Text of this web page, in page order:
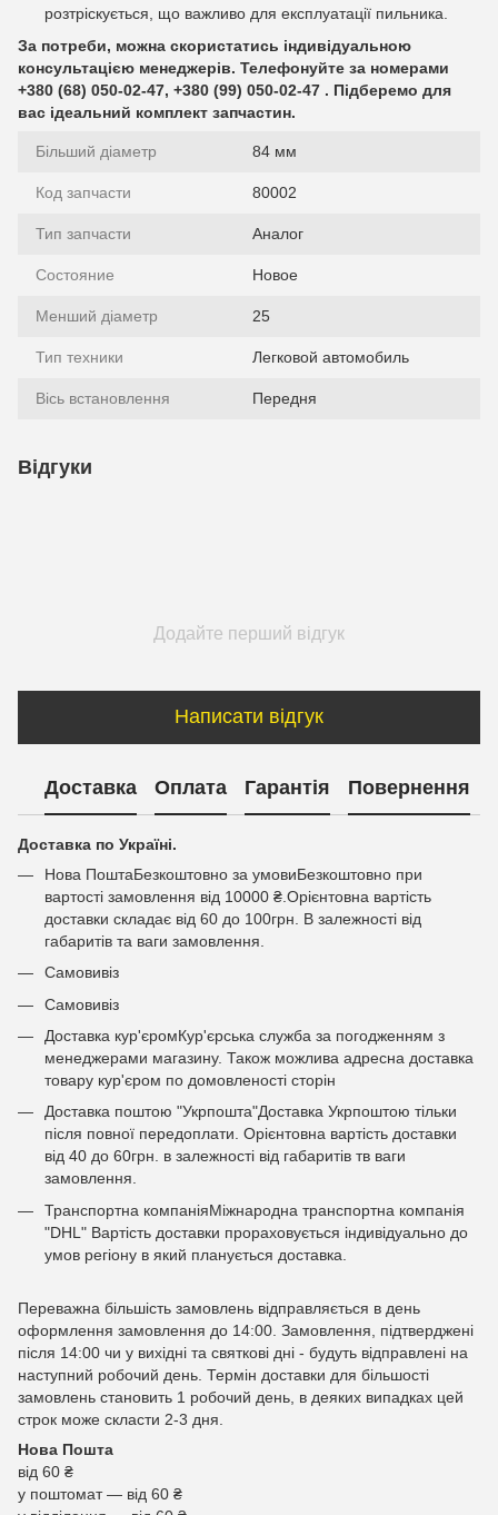
розтріскується, що важливо для експлуатації пильника.
За потреби, можна скористатись індивідуальною
консультацією менеджерів. Телефонуйте за номерами
+380 (68) 050-02-47, +380 (99) 050-02-47 . Підберемо для
вас ідеальний комплект запчастин.
Більший діаметр 84 мм
Код запчасти 80002
Тип запчасти Аналог
Состояние Новое
Менший діаметр 25
Тип техники Легковой автомобиль
Вісь встановлення Передня
Відгуки
Додайте перший відгук
Написати відгук
Доставка Оплата Гарантія Повернення
Доставка по Україні.
Нова ПоштаБезкоштовно за умовиБезкоштовно при
вартості замовлення від 10000 ₴.Орієнтовна вартість
доставки складає від 60 до 100грн. В залежності від
габаритів та ваги замовлення.
Самовивіз
Самовивіз
Доставка кур'єромКур'єрська служба за погодженням з
менеджерами магазину. Також можлива адресна доставка
товару кур'єром по домовленості сторін
Доставка поштою "Укрпошта"Доставка Укрпоштою тільки
після повної передоплати. Орієнтовна вартість доставки
від 40 до 60грн. в залежності від габаритів тв ваги
замовлення.
Транспортна компаніяМіжнародна транспортна компанія
"DHL" Вартість доставки прораховується індивідуально до
умов регіону в який планується доставка.
Переважна більшість замовлень відправляється в день
оформлення замовлення до 14:00. Замовлення, підтверджені
після 14:00 чи у вихідні та святкові дні - будуть відправлені на
наступний робочий день. Термін доставки для більшості
замовлень становить 1 робочий день, в деяких випадках цей
строк може скласти 2-3 дня.
Нова Пошта
від 60 ₴
у поштомат — від 60 ₴